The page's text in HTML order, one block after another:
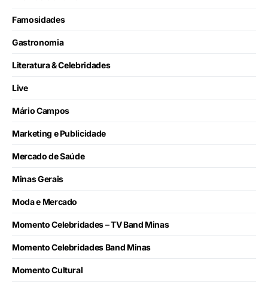
Famosidades
Gastronomia
Literatura & Celebridades
Live
Mário Campos
Marketing e Publicidade
Mercado de Saúde
Minas Gerais
Moda e Mercado
Momento Celebridades – TV Band Minas
Momento Celebridades Band Minas
Momento Cultural